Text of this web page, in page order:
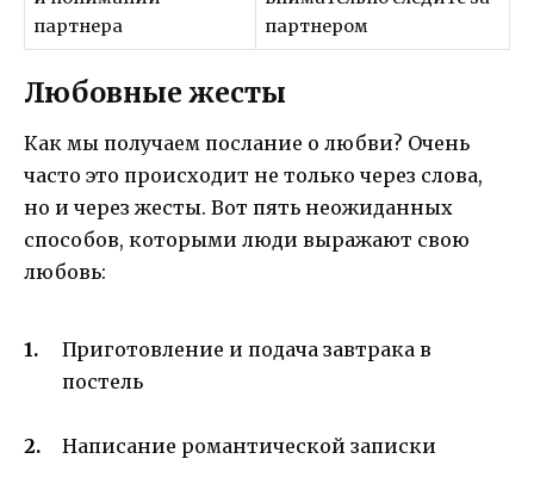
партнера
партнером
Любовные жесты
Как мы получаем послание о любви? Очень
часто это происходит не только через слова,
но и через жесты. Вот пять неожиданных
способов, которыми люди выражают свою
любовь:
Приготовление и подача завтрака в
постель
Написание романтической записки